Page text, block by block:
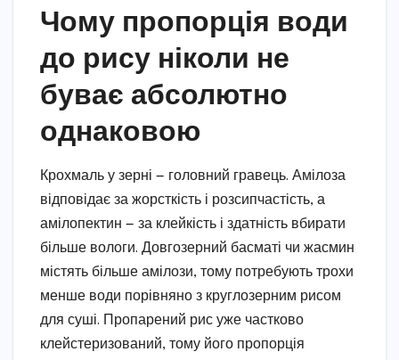
Чому пропорція води
до рису ніколи не
буває абсолютно
однаковою
Крохмаль у зерні — головний гравець. Амілоза
відповідає за жорсткість і розсипчастість, а
амілопектин — за клейкість і здатність вбирати
більше вологи. Довгозерний басматі чи жасмин
містять більше амілози, тому потребують трохи
менше води порівняно з круглозерним рисом
для суші. Пропарений рис уже частково
клейстеризований, тому його пропорція